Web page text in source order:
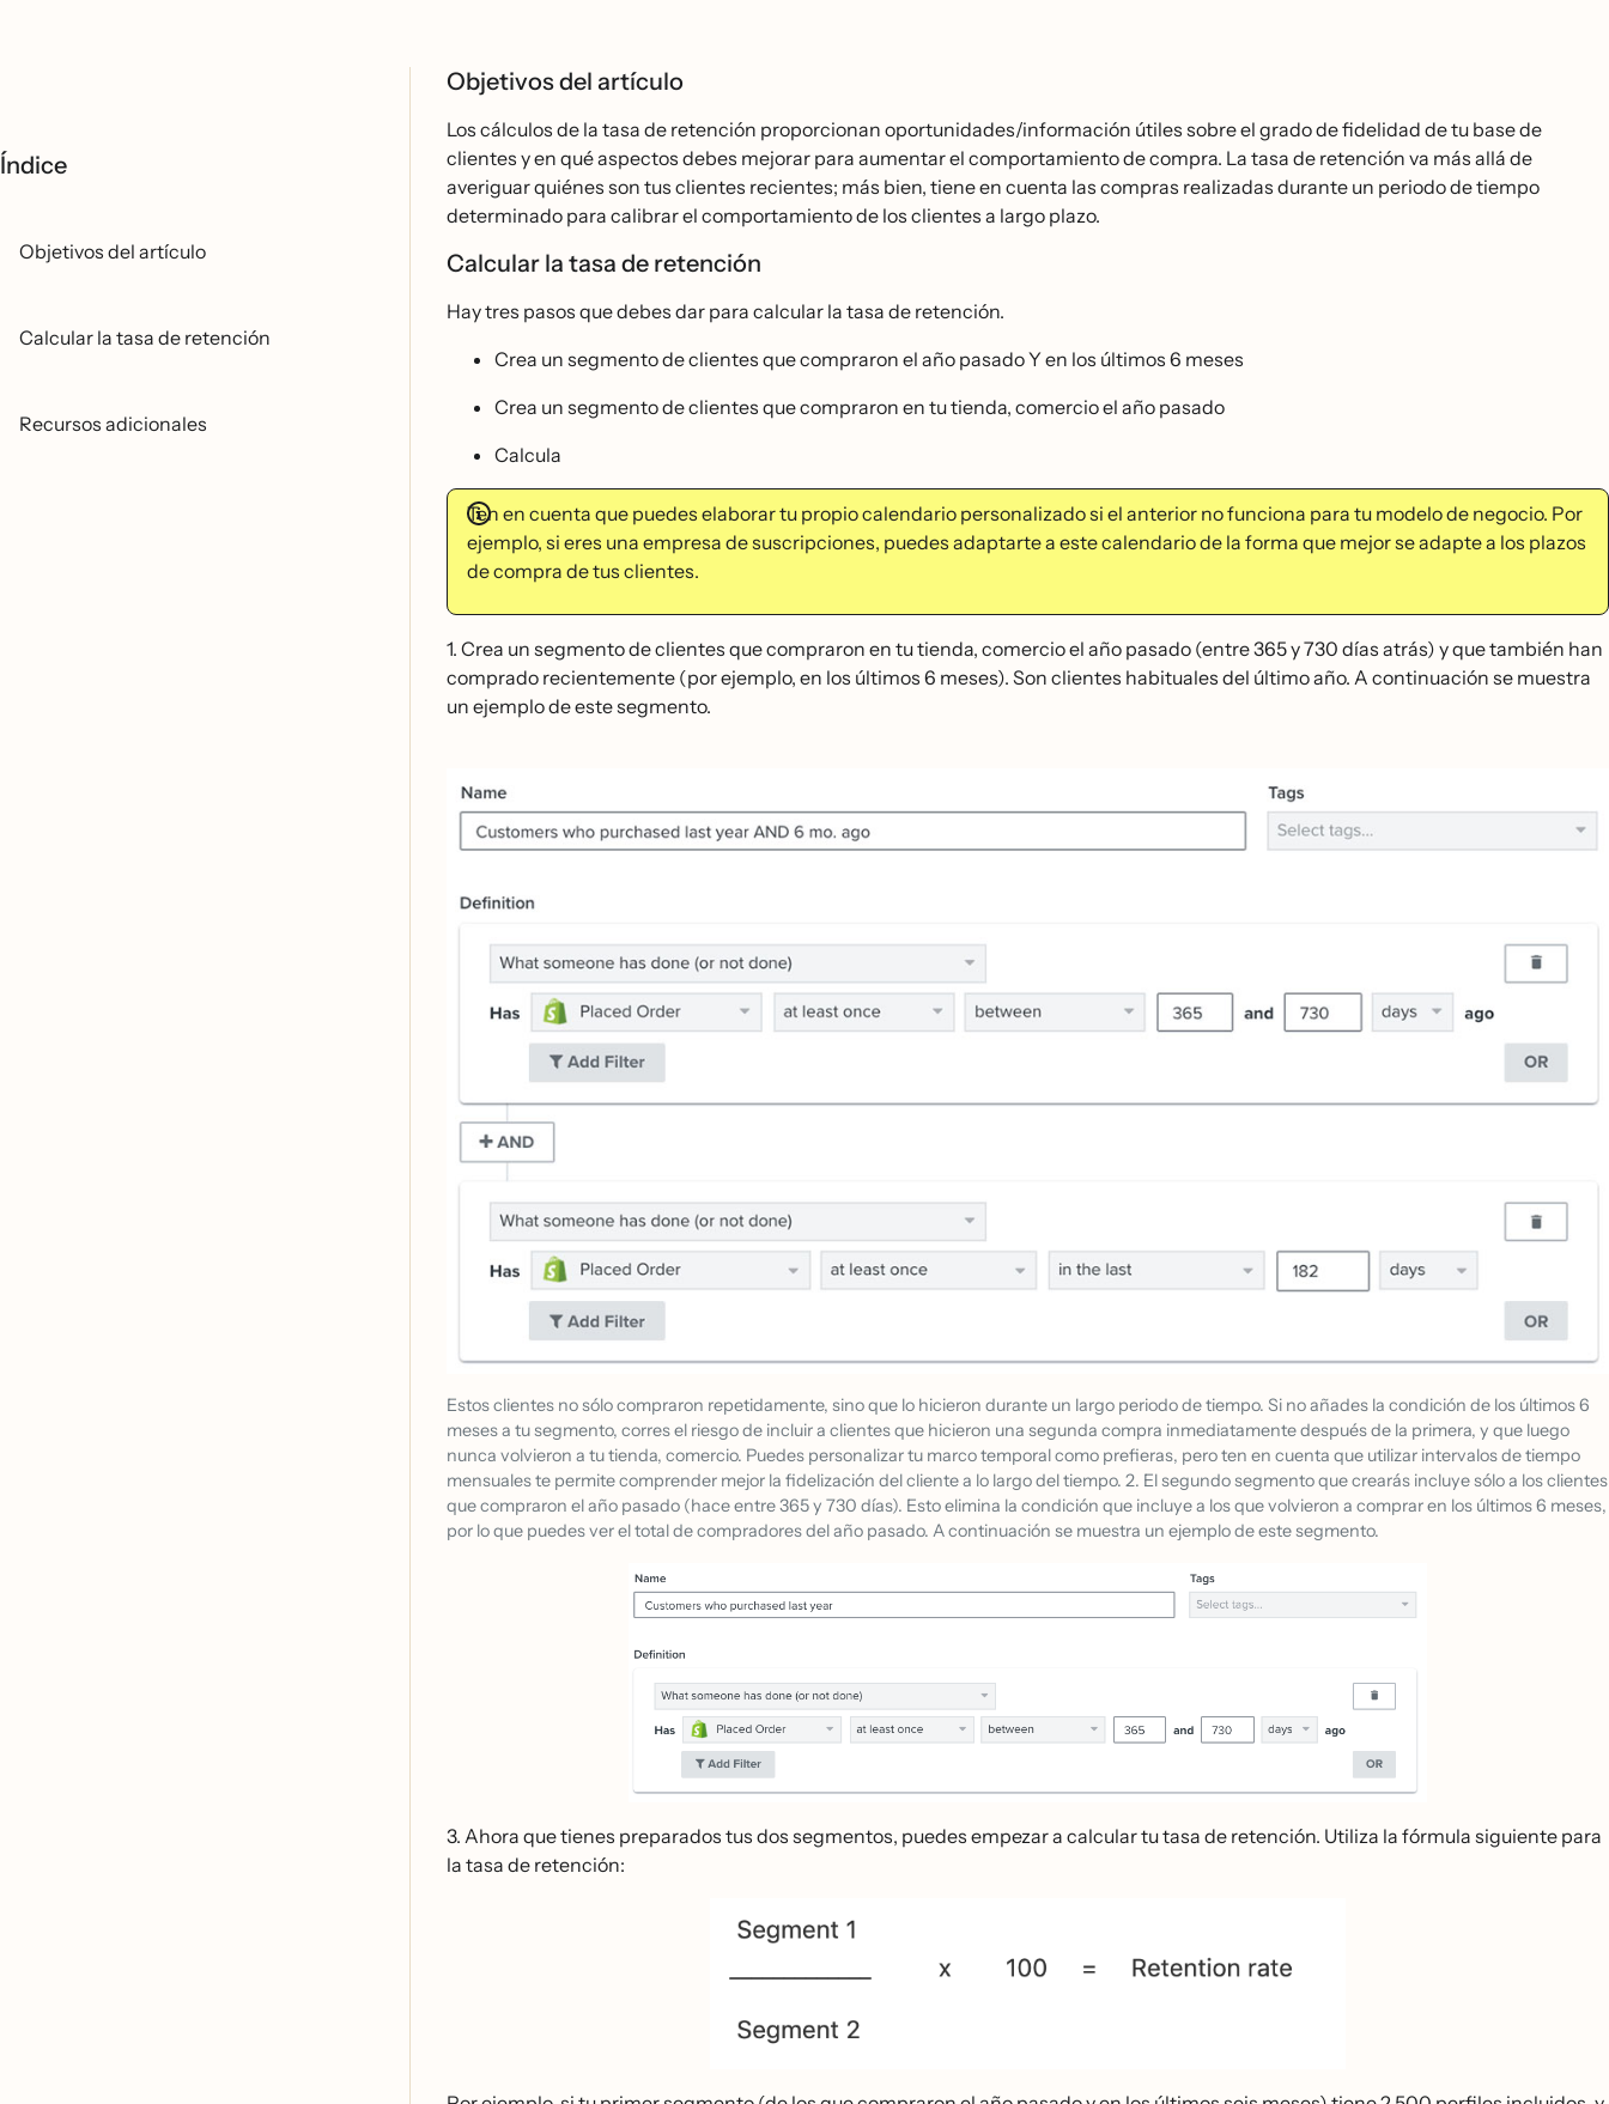
Índice
Objetivos del artículo
Calcular la tasa de retención
Recursos adicionales
Objetivos del artículo
Los cálculos de la tasa de retención proporcionan oportunidades/información útiles sobre el grado de fidelidad de tu base de
clientes y en qué aspectos debes mejorar para aumentar el comportamiento de compra. La tasa de retención va más allá de
averiguar quiénes son tus clientes recientes; más bien, tiene en cuenta las compras realizadas durante un periodo de tiempo
determinado para calibrar el comportamiento de los clientes a largo plazo.
Calcular la tasa de retención
Hay tres pasos que debes dar para calcular la tasa de retención.
Crea un segmento de clientes que compraron el año pasado Y en los últimos 6 meses
Crea un segmento de clientes que compraron en tu tienda, comercio el año pasado
Calcula
Ten en cuenta que puedes elaborar tu propio calendario personalizado si el anterior no funciona para tu modelo de negocio. Por
ejemplo, si eres una empresa de suscripciones, puedes adaptarte a este calendario de la forma que mejor se adapte a los plazos
de compra de tus clientes.
1. Crea un segmento de clientes que compraron en tu tienda, comercio el año pasado (entre 365 y 730 días atrás) y que también han
comprado recientemente (por ejemplo, en los últimos 6 meses). Son clientes habituales del último año. A continuación se muestra
un ejemplo de este segmento.
Estos clientes no sólo compraron repetidamente, sino que lo hicieron durante un largo periodo de tiempo. Si no añades la condición de los últimos 6
meses a tu segmento, corres el riesgo de incluir a clientes que hicieron una segunda compra inmediatamente después de la primera, y que luego
nunca volvieron a tu tienda, comercio. Puedes personalizar tu marco temporal como prefieras, pero ten en cuenta que utilizar intervalos de tiempo
mensuales te permite comprender mejor la fidelización del cliente a lo largo del tiempo. 2. El segundo segmento que crearás incluye sólo a los clientes
que compraron el año pasado (hace entre 365 y 730 días). Esto elimina la condición que incluye a los que volvieron a comprar en los últimos 6 meses,
por lo que puedes ver el total de compradores del año pasado. A continuación se muestra un ejemplo de este segmento.
3. Ahora que tienes preparados tus dos segmentos, puedes empezar a calcular tu tasa de retención. Utiliza la fórmula siguiente para
la tasa de retención: